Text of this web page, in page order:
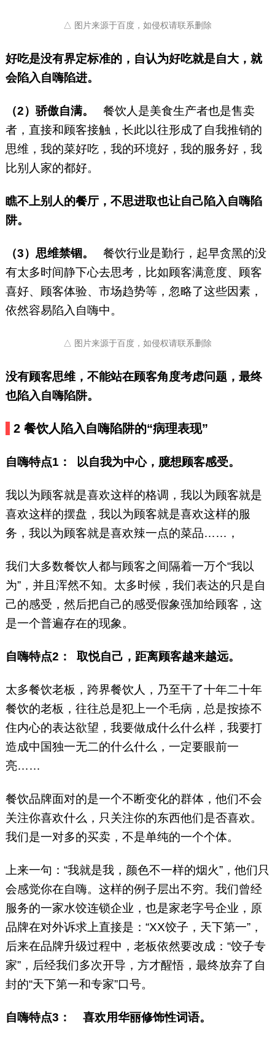
△ 图片来源于百度，如侵权请联系删除
好吃是没有界定标准的，自认为好吃就是自大，就
会陷入自嗨陷进。
（2）骄傲自满。 餐饮人是美食生产者也是售卖
者，直接和顾客接触，长此以往形成了自我推销的
思维，我的菜好吃，我的环境好，我的服务好，我
比别人家的都好。
瞧不上别人的餐厅，不思进取也让自己陷入自嗨陷
阱。
（3）思维禁锢。 餐饮行业是勤行，起早贪黑的没
有太多时间静下心去思考，比如顾客满意度、顾客
喜好、顾客体验、市场趋势等，忽略了这些因素，
依然容易陷入自嗨中。
△ 图片来源于百度，如侵权请联系删除
没有顾客思维，不能站在顾客角度考虑问题，最终
也陷入自嗨陷阱。
2餐饮人陷入自嗨陷阱的“病理表现”
自嗨特点1： 以自我为中心，臆想顾客感受。
我以为顾客就是喜欢这样的格调，我以为顾客就是
喜欢这样的摆盘，我以为顾客就是喜欢这样的服
务，我以为顾客就是喜欢辣一点的菜品……，
我们大多数餐饮人都与顾客之间隔着一万个“我以
为”，并且浑然不知。太多时候，我们表达的只是自
己的感受，然后把自己的感受假象强加给顾客，这
是一个普遍存在的现象。
自嗨特点2： 取悦自己，距离顾客越来越远。
太多餐饮老板，跨界餐饮人，乃至干了十年二十年
餐饮的老板，往往总是犯上一个毛病，总是按捺不
住内心的表达欲望，我要做成什么什么样，我要打
造成中国独一无二的什么什么，一定要眼前一
亮……
餐饮品牌面对的是一个不断变化的群体，他们不会
关注你喜欢什么，只关注你的东西他们是否喜欢。
我们是一对多的买卖，不是单纯的一个个体。
上来一句：“我就是我，颜色不一样的烟火”，他们只
会感觉你在自嗨。这样的例子层出不穷。我们曾经
服务的一家水饺连锁企业，也是家老字号企业，原
品牌在对外诉求上直接是：“XX饺子，天下第一”，
后来在品牌升级过程中，老板依然要改成：“饺子专
家”，后经我们多次开导，方才醒悟，最终放弃了自
封的“天下第一和专家”口号。
自嗨特点3： 喜欢用华丽修饰性词语。